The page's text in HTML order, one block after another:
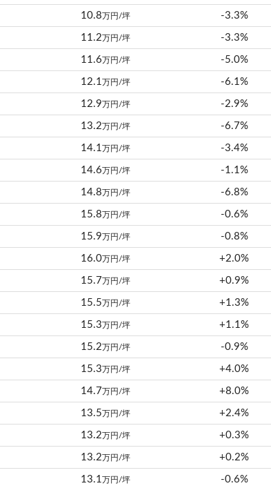
10.8 万円/坪 -3.3%
11.2 万円/坪 -3.3%
11.6 万円/坪 -5.0%
12.1 万円/坪 -6.1%
12.9 万円/坪 -2.9%
13.2 万円/坪 -6.7%
14.1 万円/坪 -3.4%
14.6 万円/坪 -1.1%
14.8 万円/坪 -6.8%
15.8 万円/坪 -0.6%
15.9 万円/坪 -0.8%
16.0 万円/坪 +2.0%
15.7 万円/坪 +0.9%
15.5 万円/坪 +1.3%
15.3 万円/坪 +1.1%
15.2 万円/坪 -0.9%
15.3 万円/坪 +4.0%
14.7 万円/坪 +8.0%
13.5 万円/坪 +2.4%
13.2 万円/坪 +0.3%
13.2 万円/坪 +0.2%
13.1 万円/坪 -0.6%